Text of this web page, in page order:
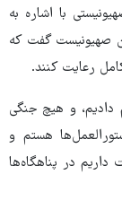
با اشاره به
صهیونیست گفت که
رعایت کنند.
دادیم، و هیچ جنگی
هستم و
داریم در پناهگاه‌ها